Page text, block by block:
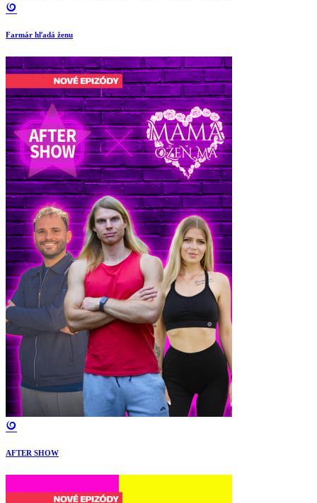
Farmár hľadá ženu
AFTER SHOW